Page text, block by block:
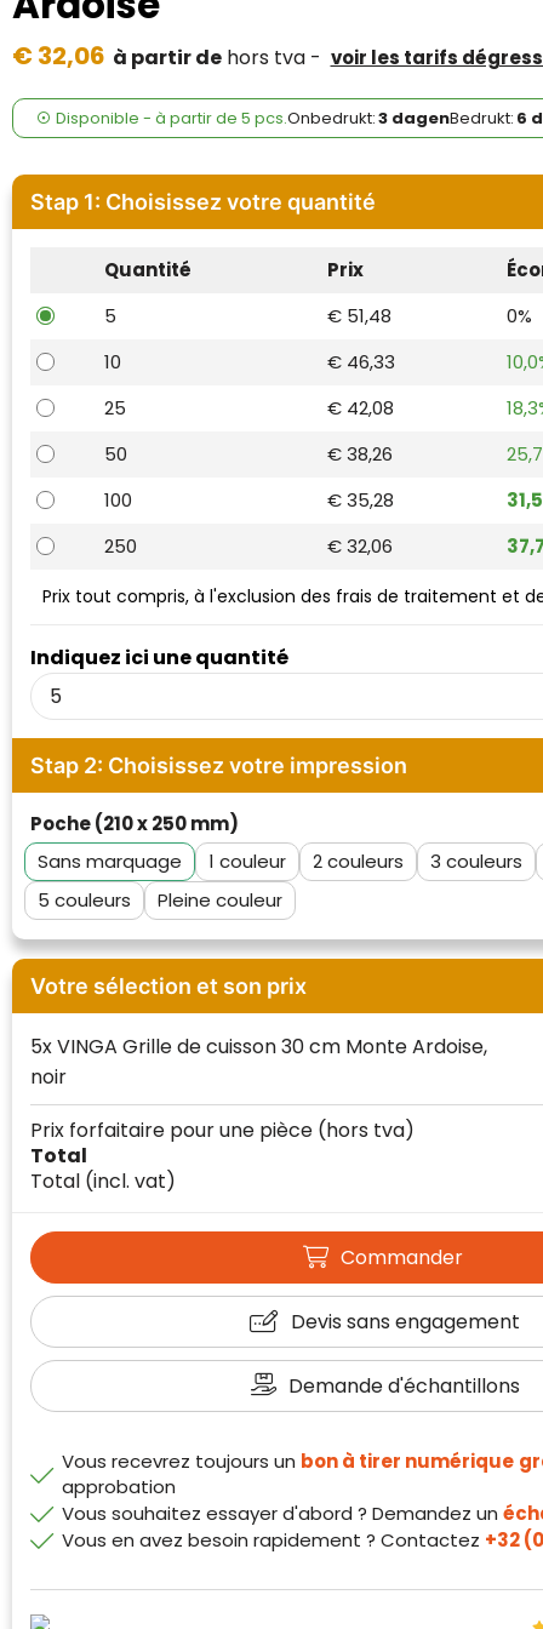
Fresh 'n Rebel
GolfOriginals
James Harvest
Kingcap
MyKit
Ocean Bottle
Parker
Waterman
€ 32,06 à partir dehors tva - voir les tarifs
Disponible - à partir de 5 pcs.Onbedrukt:3 dagenBedrukt: 6
Stap 1: Choisissez votre quantité
Quantité Prix
5
€ 51,48
0%
10
€ 46,33
25
€ 42,08
50
€ 38,26
100
€ 35,28
250
€ 32,06
Indiquez ici une quantité
Prix tout compris, à l'exclusion des frais de traitement et
Stap 2: Choisissez votre impression
Poche (210 x 250 mm)
Sans marquage
1 2
3
5
Pleine couleur
Votre sélection et son prix
5x VINGA Grille de cuisson 30 cm Monte Ardoise,
noir
Total
Total (incl. vat)
Prix forfaitaire pour une pièce (hors tva)
Commander
Devis sans engagement
Demande d'échantillons
Vous recevrez toujours un bon à tirer numérique
approbation
Vous souhaitez essayer d'abord ? Demandez un
Vous en avez besoin rapidement ? Contactez +32
Klantenbeoordelingen laten zien hoe een
website in het algemeen aan de behoeften
Trustindex werkt samen met 137
beoordelingsplatforms om
websitebezoekers toegang te geven tot
echte, geverifieerde beoordelingen op één
Alleen beoordelingen die voldoen aan de
Trustindex meet voortdurend de
klanttevredenheid op basis van
ondervraagde klanten meldde een